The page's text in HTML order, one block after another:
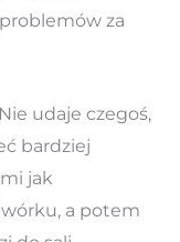
problemów za
udaje czegoś,
bardziej
jak
a potem